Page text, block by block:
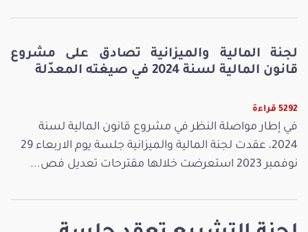
لجنة المالية والميزانية تصادق على مشروع
قانون المالية لسنة 2024 في صيغته المعدّلة
5292 قراءة
في إطار مواصلة النظر في مشروع قانون المالية لسنة
2024، عقدت لجنة المالية والميزانية جلسة يوم الاربعاء 29
نوفمبر 2023 استعرضت خلالها مقترحات تعديل فص...